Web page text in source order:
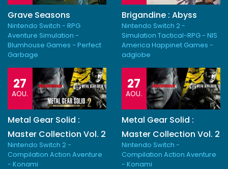
Grave Seasons
Nintendo Switch - RPG
Aventure Simulation -
Blumhouse Games - Perfect
Garbage
Brigandine : Abyss
Nintendo Switch 2 -
Simulation Tactical-RPG - NIS
America Happinet Games -
adglobe
27
AOU.
Metal Gear Solid :
Master Collection Vol. 2
Nintendo Switch 2 -
Compilation Action Aventure
- Konami
27
AOU.
Metal Gear Solid :
Master Collection Vol. 2
Nintendo Switch -
Compilation Action Aventure
- Konami